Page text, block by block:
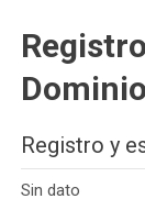
Registro y
Sin dato